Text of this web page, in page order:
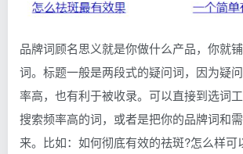
品牌词顾名思义就是你做什么产品，你就
词。标题一般是两段式的疑问词，因为疑
率高，也有利于被收录。可以直接到选词
搜索频率高的词，或者是把你的品牌词和
来。比如：如何彻底有效的祛斑?怎么样可